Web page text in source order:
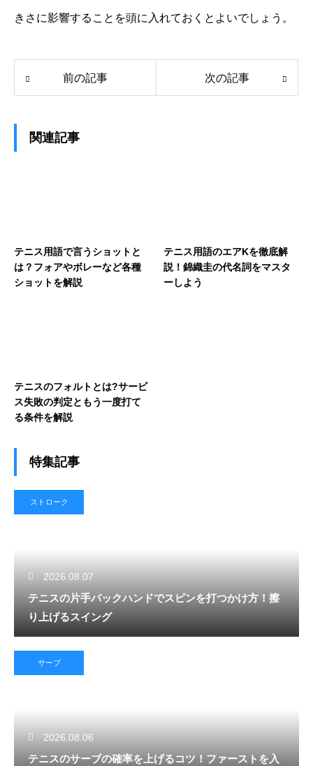
きさに影響することを頭に入れておくとよいでしょう。
前の記事 次の記事
関連記事
テニス用語で言うショットと
は？フォアやボレーなど各種
ショットを解説
テニス用語のエアKを徹底解
説！錦織圭の代名詞をマスタ
ーしよう
テニスのフォルトとは?サービ
ス失敗の判定ともう一度打て
る条件を解説
特集記事
ストローク
2026.08.07
テニスの片手バックハンドでスピンを打つかけ方！擦
り上げるスイング
サーブ
2026.08.06
テニスのサーブの確率を上げるコツ！ファーストを入